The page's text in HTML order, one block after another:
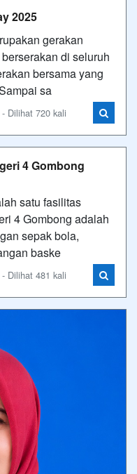
2025
gerakan
di seluruh
bersama yang
sa
Dilihat 720 kali
4 Gombong
satu fasilitas
4 Gombong adalah
sepak bola,
baske
Dilihat 481 kali